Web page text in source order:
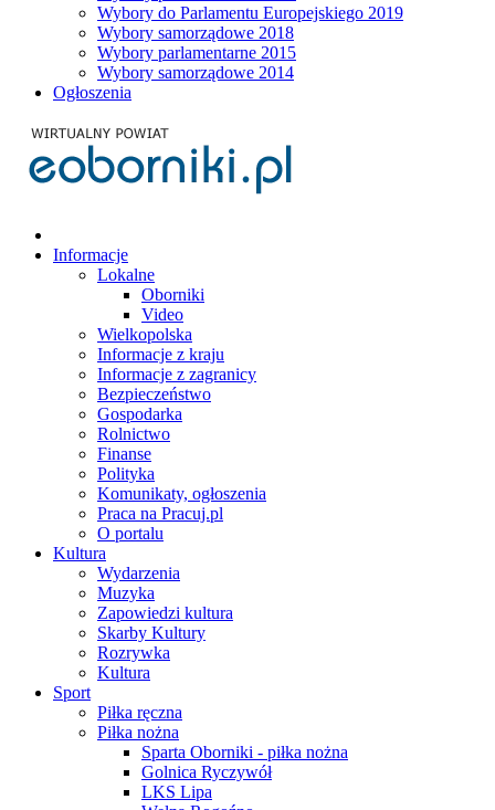
Wybory do Parlamentu Europejskiego 2019
Wybory samorządowe 2018
Wybory parlamentarne 2015
Wybory samorządowe 2014
Ogłoszenia
Informacje
Lokalne
Oborniki
Video
Wielkopolska
Informacje z kraju
Informacje z zagranicy
Bezpieczeństwo
Gospodarka
Rolnictwo
Finanse
Polityka
Komunikaty, ogłoszenia
Praca na Pracuj.pl
O portalu
Kultura
Wydarzenia
Muzyka
Zapowiedzi kultura
Skarby Kultury
Rozrywka
Kultura
Sport
Piłka ręczna
Piłka nożna
Sparta Oborniki - piłka nożna
Golnica Ryczywół
LKS Lipa